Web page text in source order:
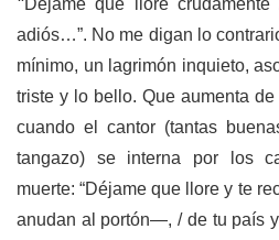
“Déjame que llore
adiós…”. No me digan lo
mínimo, un lagrimón inquieto,
triste y lo bello. Que aumenta
cuando el cantor (tantas
tangazo) se interna por los
muerte: “Déjame que llore y te
anudan al portón—, / de tu país